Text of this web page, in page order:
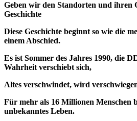
Geben wir den Standorten und ihren
Geschichte
Diese Geschichte beginnt so wie die
einem Abschied.
Es ist Sommer des Jahres 1990, die
Wahrheit verschiebt sich,
Altes verschwindet, wird
Für mehr als 16 Millionen Menschen
unbekanntes Leben.